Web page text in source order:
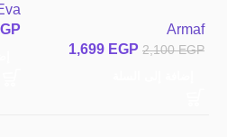
مان من أرماف – ملك
الإطراءات والفوحان
Armaf
2,100EGP
1,699 EGP